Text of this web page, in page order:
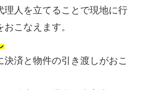
理人を立てることで現地に行
こなえます。
決済と物件の引き渡しがおこ